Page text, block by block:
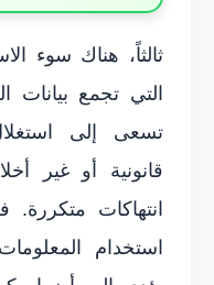
ثالثاً، هناك سوء
التي تجمع
تسعى إلى
قانونية أو غير
انتهاكات متكررة.
استخدام